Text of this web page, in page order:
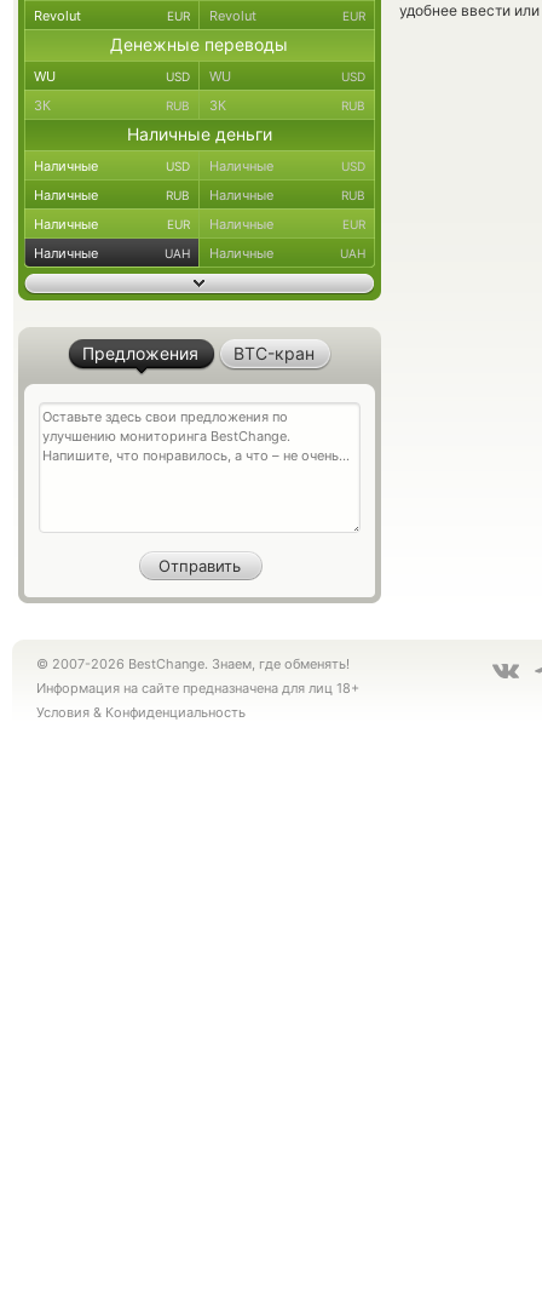
удобнее ввести
Revolut EUR Revolut EUR
Денежные переводы
WU USD WU USD
ЗК RUB ЗК RUB
Наличные деньги
Наличные USD Наличные USD
Наличные RUB Наличные RUB
Наличные EUR Наличные EUR
Наличные UAH Наличные UAH
Предложения BTC-кран
© 2007-2026 BestChange. Знаем, где обменять!
Информация на сайте предназначена для лиц 18+
Условия & Конфиденциальность